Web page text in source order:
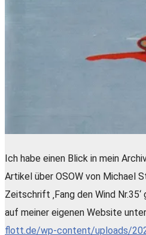
Ich habe einen Blick in mein
Artikel über OSOW von Michael
Zeitschrift ‚Fang den Wind
auf meiner eigenen Website unter
flott.de/wp-content/uploads/